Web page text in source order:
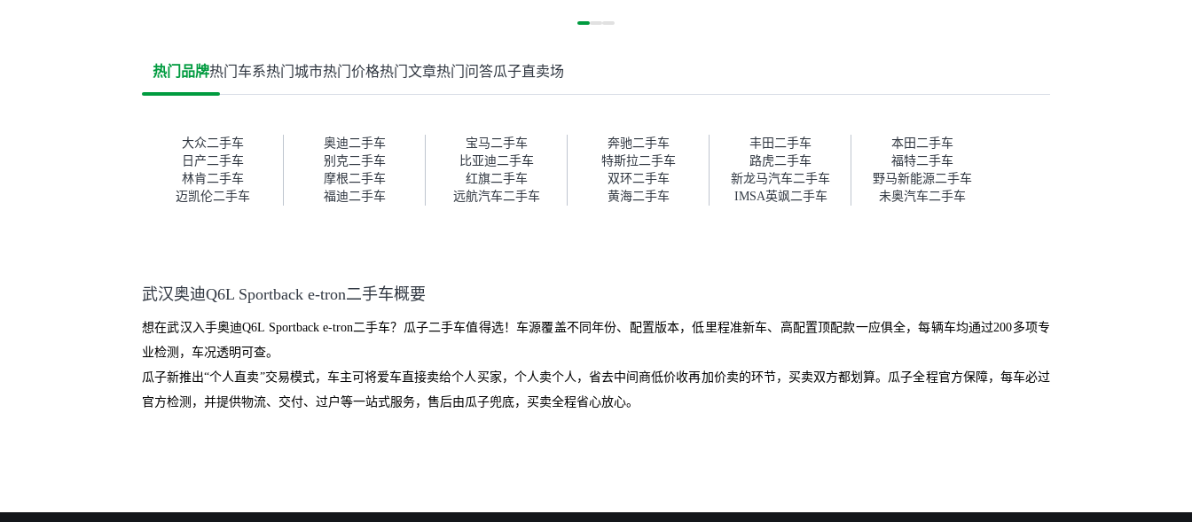
果跟你们的报告是符合的，所以
这次车况没问题。购车流程挺快
车。去之前我提前跟交接人员说
好，到了之后要当着我的面再做
一次复检，你们也安排了师傅，
服务可以，速度很快。体验下来
自营车的感觉是要比个人车好一
我协商，主动权在平台手里。”
价格比车商那便宜，车况也有检
捷，其他平台的分期需要到当地
障。”
帮我谈价。自营车我讲过价，最
后是通过花一块钱买优惠券的方
式，便宜了800块钱成交。”
热门品牌热门车系热门城市热门价格热门文章热门问答瓜子直卖场
大众二手车 奥迪二手车 宝马二手车 奔驰二手车 丰田二手车
本田二手车
日产二手车
别克二手车 比亚迪二手车 特斯拉二手车 路虎二手车
福特二手车
林肯二手车
摩根二手车 红旗二手车 双环二手车 新龙马汽车二手车
野马新能源二手车
迈凯伦二手车
福迪二手车 远航汽车二手车 黄海二手车 IMSA英飒二手车 未奥汽车二手车
武汉奥迪Q6L Sportback e-tron二手车概要
想在武汉入手奥迪Q6L Sportback e-tron二手车？瓜子二手车值得选！车源覆盖不同年份、配置版本，低里程准新车、高配置顶配款一应俱全，每辆车均通过200多项专
业检测，车况透明可查。
瓜子新推出“个人直卖”交易模式，车主可将爱车直接卖给个人买家，个人卖个人，省去中间商低价收再加价卖的环节，买卖双方都划算。瓜子全程官方保障，每车必过
官方检测，并提供物流、交付、过户等一站式服务，售后由瓜子兜底，买卖全程省心放心。